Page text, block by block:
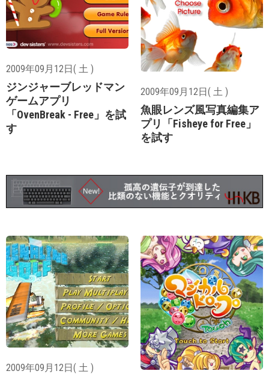
2009年09月12日( 土 )
ジンジャーブレッドマン
ゲームアプリ
「OvenBreak - Free」を試
す
2009年09月12日( 土 )
魚眼レンズ風写真編集ア
プリ「Fisheye for Free」
を試す
2009年09月12日( 土 )